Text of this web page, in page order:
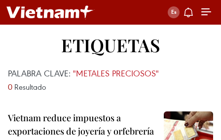
ETIQUETAS
PALABRA CLAVE: "METALES PRECIOSOS"
0 Resultado
Vietnam reduce impuestos a
exportaciones de joyería y orfebrería